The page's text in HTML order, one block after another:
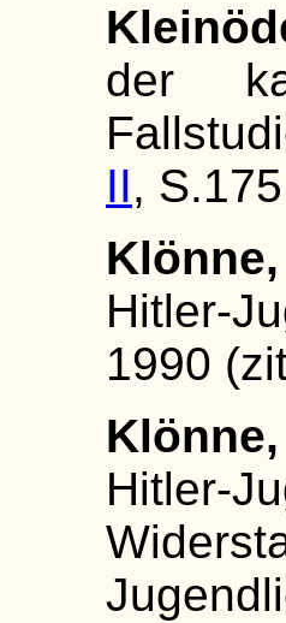
der
II,
Hitler-
1990
Hitler-